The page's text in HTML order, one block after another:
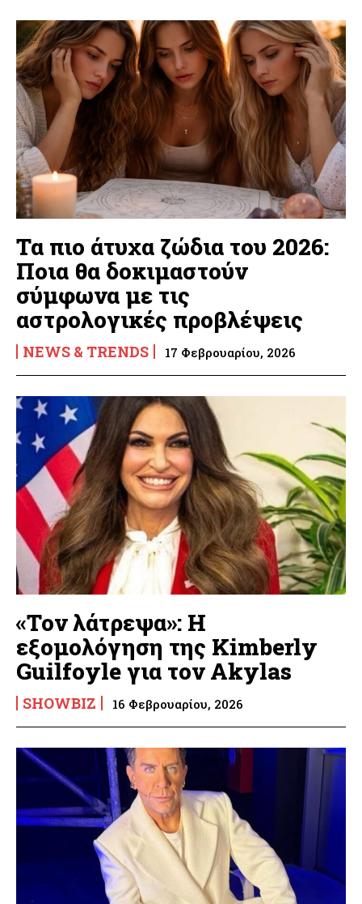
Τα πιο άτυχα ζώδια του 2026:
Ποια θα δοκιμαστούν
σύμφωνα με τις
αστρολογικές προβλέψεις
NEWS & TRENDS 17 Φεβρουαρίου, 2026
«Τον λάτρεψα»: Η
εξομολόγηση της Kimberly
Guilfoyle για τον Akylas
SHOWBIZ 16 Φεβρουαρίου, 2026